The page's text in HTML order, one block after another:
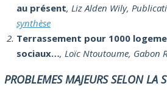
au présent, Liz Alden Wily,
synthèse
Terrassement pour 1000
sociaux…, Loïc Ntoutoume, Gabon
PROBLEMES MAJEURS SELON LA